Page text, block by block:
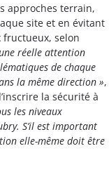
approches terrain,
site et en évitant
fructueux, selon
réelle attention
de chaque
la même direction »,
la sécurité à
les niveaux
S’il est important
elle-même doit être